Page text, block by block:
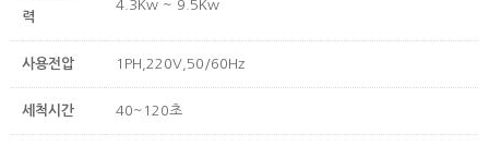
력
4.3Kw ~ 9.5Kw
사용전압 1PH,220V,50/60Hz
세척시간 40~120초